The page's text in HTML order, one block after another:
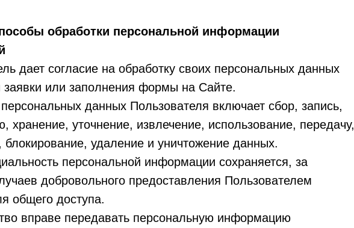
обработки персональной информации
дает согласие на обработку своих персональных данных
заявки или заполнения формы на Сайте.
данных Пользователя включает сбор, запись,
хранение, уточнение, извлечение, использование, передачу,
блокирование, удаление и уничтожение данных.
персональной информации сохраняется, за
добровольного предоставления Пользователем
общего доступа.
вправе передавать персональную информацию